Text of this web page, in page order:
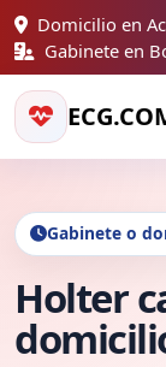
Domicilio en
Gabinete en
Gabinete o
Holter